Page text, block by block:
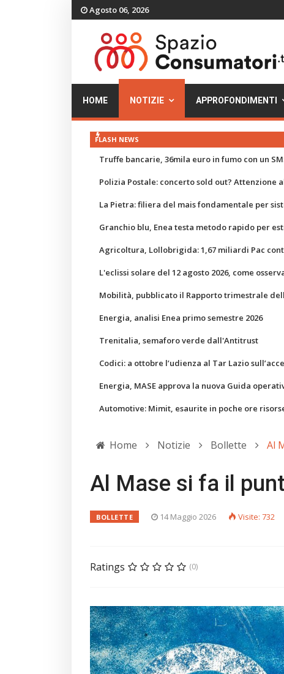
Agosto 06, 2026
HOME NOTIZIE APPROFONDIMENTI
FLASH NEWS
Truffe bancarie, 36mila euro in fumo con un
Polizia Postale: concerto sold out? Attenzione
La Pietra: filiera del mais fondamentale per
Granchio blu, Enea testa metodo rapido per
Agricoltura, Lollobrigida: 1,67 miliardi Pac
L'eclissi solare del 12 agosto 2026, come
Mobilità, pubblicato il Rapporto trimestrale
Energia, analisi Enea primo semestre 2026
Trenitalia, semaforo verde dall'Antitrust
Codici: a ottobre l’udienza al Tar Lazio
Energia, MASE approva la nuova Guida
Automotive: Mimit, esaurite in poche ore
Home Notizie Bollette Al
Al Mase si fa il
BOLLETTE 14 Maggio 2026 Visite: 732
Ratings (0)